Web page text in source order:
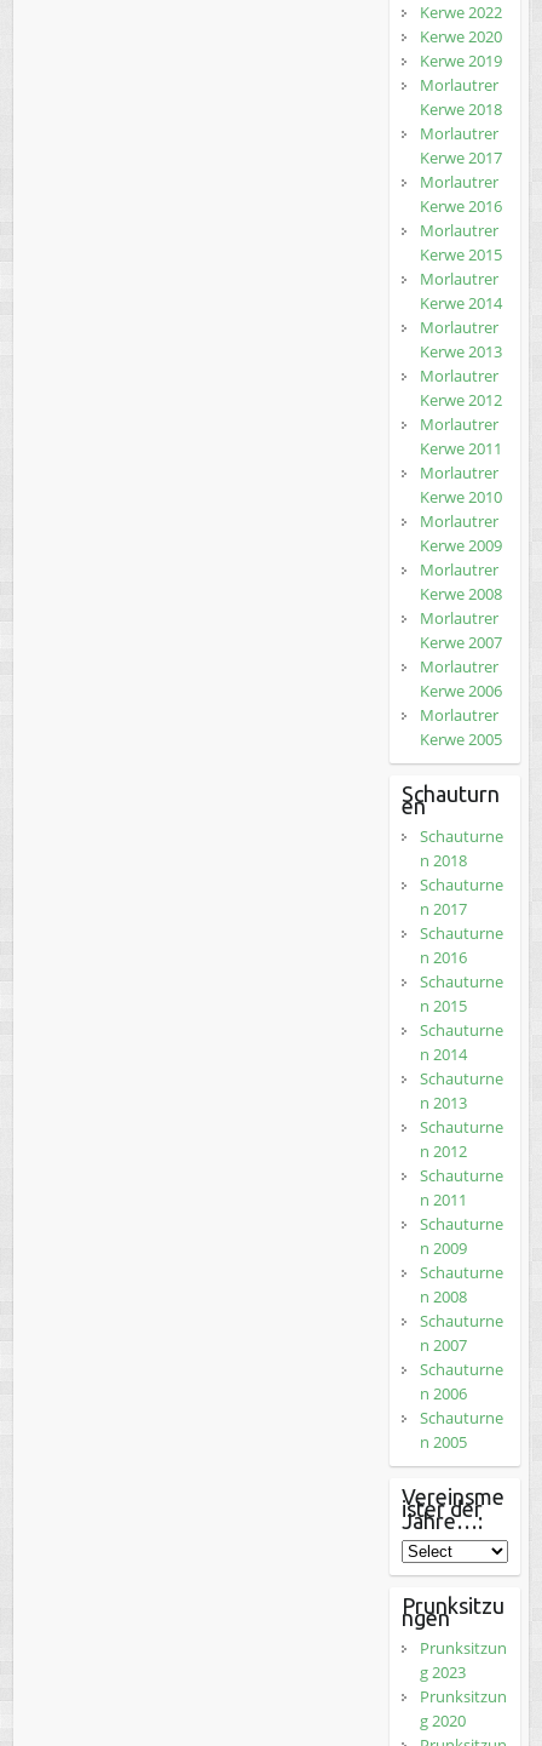
Kerwe 2022
Kerwe 2020
Kerwe 2019
Morlautrer
Kerwe 2018
Morlautrer
Kerwe 2017
Morlautrer
Kerwe 2016
Morlautrer
Kerwe 2015
Morlautrer
Kerwe 2014
Morlautrer
Kerwe 2013
Morlautrer
Kerwe 2012
Morlautrer
Kerwe 2011
Morlautrer
Kerwe 2010
Morlautrer
Kerwe 2009
Morlautrer
Kerwe 2008
Morlautrer
Kerwe 2007
Morlautrer
Kerwe 2006
Morlautrer
Kerwe 2005
Schauturn
en
Schauturne
n 2018
Schauturne
n 2017
Schauturne
n 2016
Schauturne
n 2015
Schauturne
n 2014
Schauturne
n 2013
Schauturne
n 2012
Schauturne
n 2011
Schauturne
n 2009
Schauturne
n 2008
Schauturne
n 2007
Schauturne
n 2006
Schauturne
n 2005
Vereinsme
ister der
Jahre…:
Prunksitzu
ngen
Prunksitzun
g 2023
Prunksitzun
g 2020